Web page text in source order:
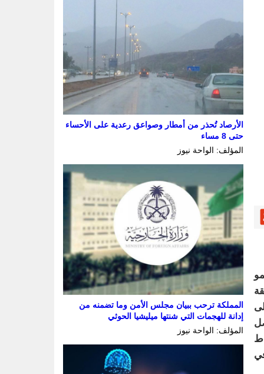
الأرصاد تُحذر من أمطار وصواعق رعدية على الأحساء
حتى 8 مساء
المؤلف: الواحة نيوز
المملكة ترحب ببيان مجلس الأمن وما تضمنه من
إدانة للهجمات التي شنتها ميليشيا الحوثي
المؤلف: الواحة نيوز